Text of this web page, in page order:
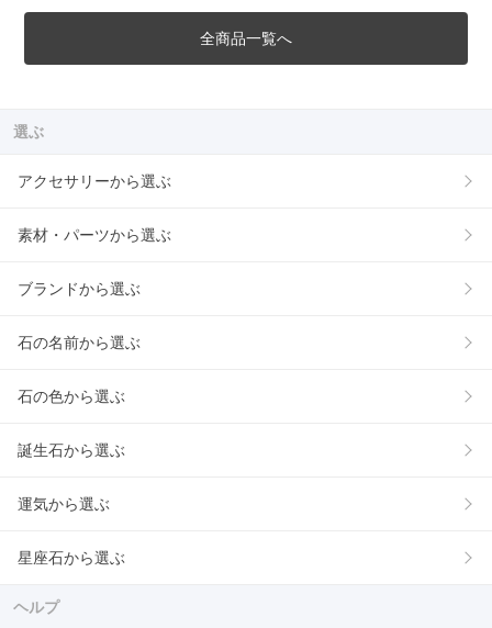
全商品一覧へ
選ぶ
アクセサリーから選ぶ
素材・パーツから選ぶ
ブランドから選ぶ
石の名前から選ぶ
石の色から選ぶ
誕生石から選ぶ
運気から選ぶ
星座石から選ぶ
ヘルプ